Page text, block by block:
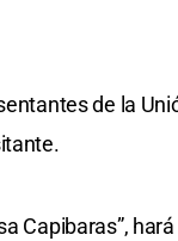
de la
Capibaras”,